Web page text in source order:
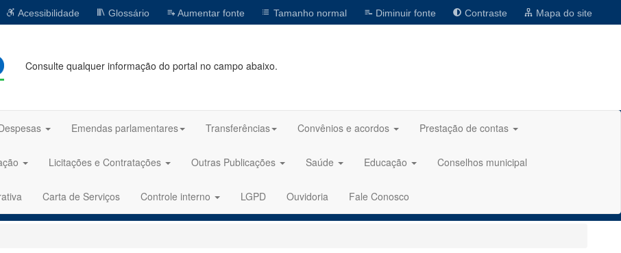
Acessibilidade Glossário Aumentar fonte Tamanho normal Diminuir fonte Contraste Mapa do site
Consulte qualquer informação do portal no campo abaixo.
Emendas parlamentares Transferências Convênios e acordos Prestação de contas
Licitações e Contratações Outras Publicações Saúde Educação Conselhos municipal
Carta de Serviços Controle interno LGPD Ouvidoria Fale Conosco